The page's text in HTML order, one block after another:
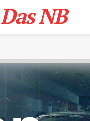
Das NB